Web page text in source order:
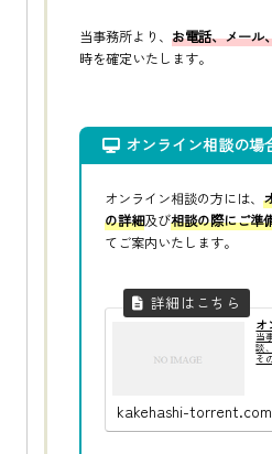
当事務所より、 お電話、メール
時を確定いたします。
オンライン相談の場
オンライン相談の方には、
の詳細及び相談の際にご準
てご案内いたします。
オ
当
談
そ
を
kakehashi-torrent.com